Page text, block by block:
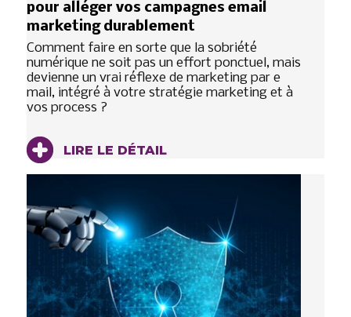
pour alléger vos campagnes email
marketing durablement
Comment faire en sorte que la sobriété
numérique ne soit pas un effort ponctuel, mais
devienne un vrai réflexe de marketing par e
mail, intégré à votre stratégie marketing et à
vos process ?
LIRE LE DÉTAIL